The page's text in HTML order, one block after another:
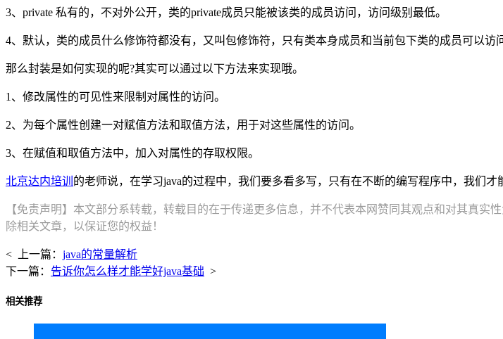
3、private 私有的，不对外公开，类的private成员只能被该类的成员访问，访问级别最低。
4、默认，类的成员什么修饰符都没有，又叫包修饰符，只有类本身成员和当前包下类的成员可以访
那么封装是如何实现的呢?其实可以通过以下方法来实现哦。
1、修改属性的可见性来限制对属性的访问。
2、为每个属性创建一对赋值方法和取值方法，用于对这些属性的访问。
3、在赋值和取值方法中，加入对属性的存取权限。
北京达内培训 的老师说，在学习java的过程中，我们要多看多写，只有在不断的编写程序中，我们才
【免责声明】本文部分系转载，转载目的在于传递更多信息，并不代表本网赞同其观点和对其真
除相关文章，以保证您的权益！
< 上一篇： java的常量解析
下一篇： 告诉你怎么样才能学好java基础 >
相关推荐